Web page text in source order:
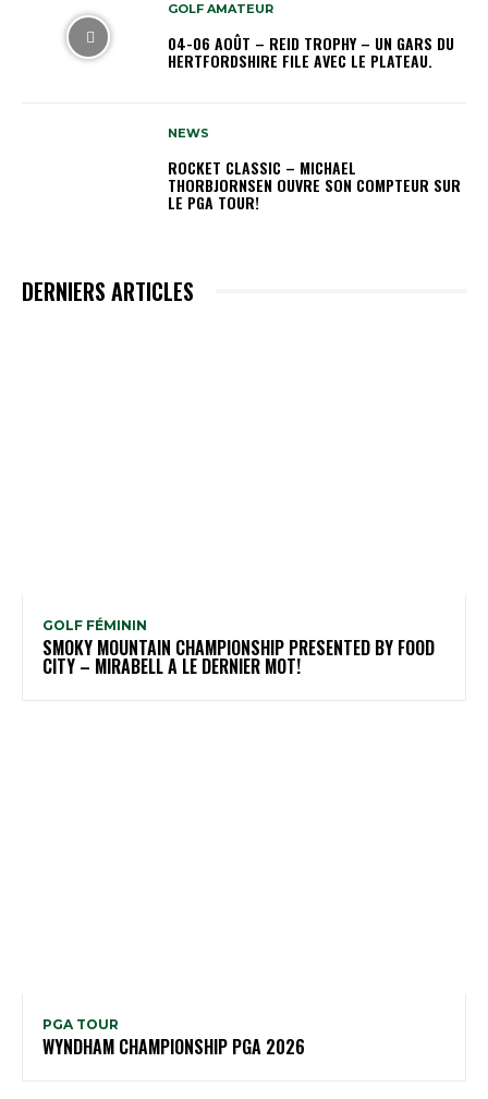
GOLF AMATEUR
04-06 AOÛT – REID TROPHY – UN GARS DU
HERTFORDSHIRE FILE AVEC LE PLATEAU.
NEWS
ROCKET CLASSIC – MICHAEL
THORBJORNSEN OUVRE SON COMPTEUR SUR
LE PGA TOUR!
DERNIERS ARTICLES
GOLF FÉMININ
SMOKY MOUNTAIN CHAMPIONSHIP PRESENTED BY FOOD
CITY – MIRABELL A LE DERNIER MOT!
PGA TOUR
WYNDHAM CHAMPIONSHIP PGA 2026